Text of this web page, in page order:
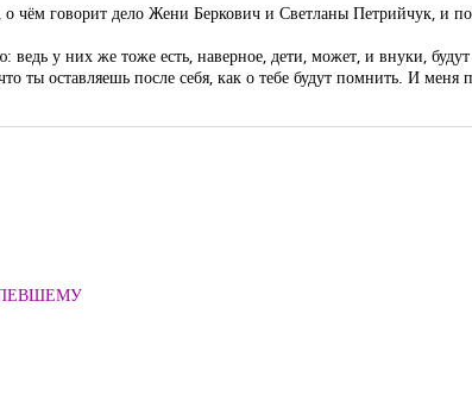
чём говорит дело Жени Беркович и Светланы Петрийчук, и
у них же тоже есть, наверное, дети, может, и внуки,
ты оставляешь после себя, как о тебе будут помнить. И